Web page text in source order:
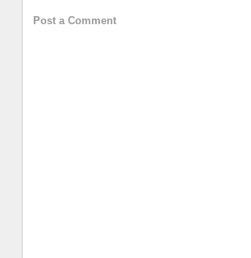
Post a Comment